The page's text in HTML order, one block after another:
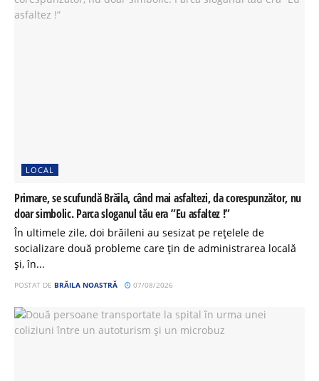
LOCAL
Primare, se scufundă Brăila, când mai asfaltezi, da corespunzător, nu
doar simbolic. Parca sloganul tău era ”Eu asfaltez !”
În ultimele zile, doi brăileni au sesizat pe rețelele de
socializare două probleme care țin de administrarea locală
și, în...
POSTAT DE BRĂILA NOASTRĂ 07/08/2026